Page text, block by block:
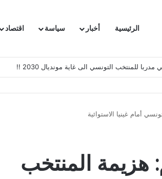
الرئيسية أخبار سياسة اقتصاد
الفرنسية بتونس وتبلغها احتجاجا شديد اللهجة !!
أمام غينيا الاستوائية
هزيمة المنتخب